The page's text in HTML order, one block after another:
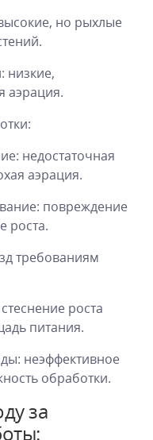
но рыхлые
аэрация.
недостаточная
аэрация.
повреждение
роста.
требованиям
роста
питания.
неэффективное
обработки.
за